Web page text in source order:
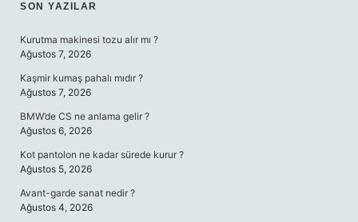
SIDEBAR
SON YAZILAR
Kurutma makinesi tozu alır mı ?
Ağustos 7, 2026
Kaşmir kumaş pahalı mıdır ?
Ağustos 7, 2026
BMW’de CS ne anlama gelir ?
Ağustos 6, 2026
Kot pantolon ne kadar sürede kurur ?
Ağustos 5, 2026
Avant-garde sanat nedir ?
Ağustos 4, 2026